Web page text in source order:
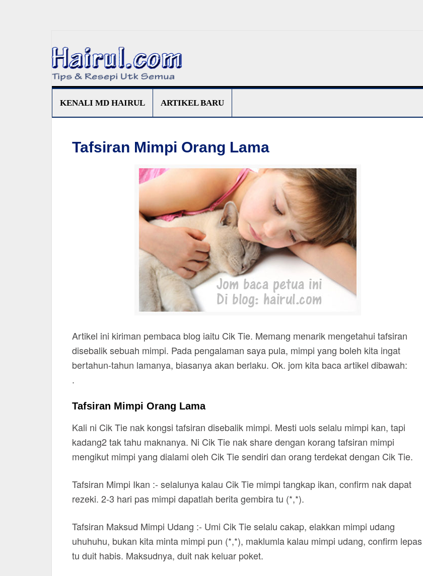
KENALI MD HAIRUL ARTIKEL BARU
Tafsiran Mimpi Orang Lama
Artikel ini kiriman pembaca blog iaitu Cik Tie. Memang menarik mengetahui tafsiran
disebalik sebuah mimpi. Pada pengalaman saya pula, mimpi yang boleh kita ingat
bertahun-tahun lamanya, biasanya akan berlaku. Ok. jom kita baca artikel dibawah:
.
Tafsiran Mimpi Orang Lama
Kali ni Cik Tie nak kongsi tafsiran disebalik mimpi. Mesti uols selalu mimpi kan, tapi
kadang2 tak tahu maknanya. Ni Cik Tie nak share dengan korang tafsiran mimpi
mengikut mimpi yang dialami oleh Cik Tie sendiri dan orang terdekat dengan Cik Tie.
Tafsiran Mimpi Ikan :- selalunya kalau Cik Tie mimpi tangkap ikan, confirm nak dapat
rezeki. 2-3 hari pas mimpi dapatlah berita gembira tu (*,*).
Tafsiran Maksud Mimpi Udang :- Umi Cik Tie selalu cakap, elakkan mimpi udang
uhuhuhu, bukan kita minta mimpi pun (*,*), maklumla kalau mimpi udang, confirm lepas
tu duit habis. Maksudnya, duit nak keluar poket.